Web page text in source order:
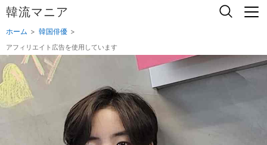
韓流マニア
ホーム 韓国俳優
アフィリエイト広告を使用しています